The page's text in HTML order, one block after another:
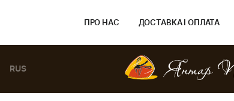
ПРО НАС ДОСТАВКА І ОПЛАТА
RUS